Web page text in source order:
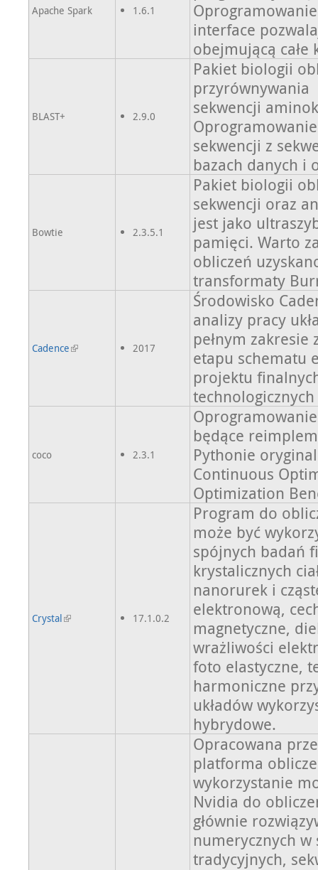
Apache Spark 1.6.1
interface
obejmującą
BLAST+ 2.9.0
Pakiet biologii
przyrównywania
sekwencji
sekwencji z
bazach danych i
Bowtie 2.3.5.1
Pakiet biologii
sekwencji oraz
jest jako
pamięci. Warto
obliczeń
transformaty
Cadence 2017
Środowisko
analizy pracy
pełnym zakresie
etapu schematu
projektu
coco 2.3.1
będące
Pythonie
Continuous
Optimization
Crystal 17.1.0.2
Program do
może być
spójnych badań
krystalicznych
nanorurek i
elektronową,
magnetyczne,
wrażliwości
foto elastyczne,
harmoniczne
układów
hybrydowe.
Opracowana
platforma
wykorzystanie
Nvidia do
głównie
numerycznych
tradycyjnych,